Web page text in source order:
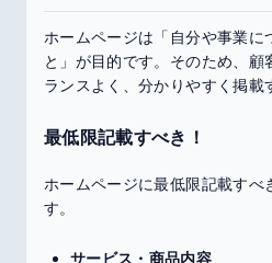
ホームページは「自分や事業に
と」が目的です。そのため、
ランスよく、分かりやすく掲載
最低限記載すべき！
ホームページに最低限記載すべ
す。
サービス・商品内容